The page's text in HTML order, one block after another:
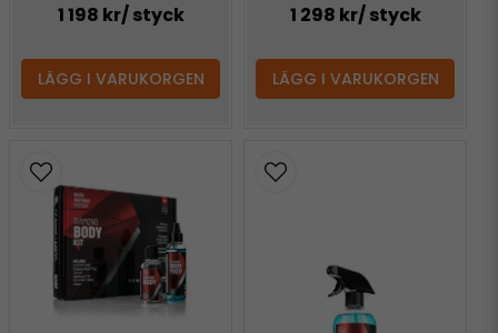
1 198 kr/ styck
LÄGG I VARUKORGEN
1 298 kr/ styck
LÄGG I VARUKORGEN